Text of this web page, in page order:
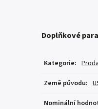
Doplňkové
Kategorie:
Země původu:
Nominální